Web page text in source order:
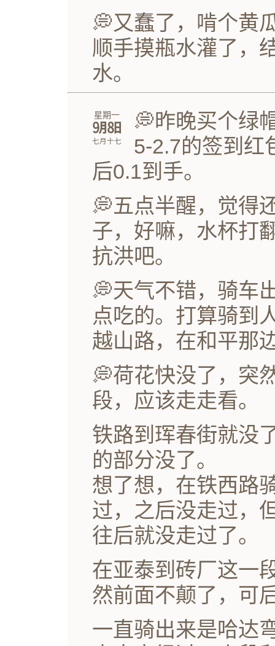
💭又蠢了，啃个黄
顺手摸瓶水灌了，
水。
星期一
㋈㏧
七月十七
💭昨晚买个绿
5-2.7的签到红
后0.1到手。
💭五点半醒，觉得
子，好嘛，水杯打
抗洪吧。
💭天气不错，骑车
点吃的。打算骑到
越山路，在和平那
💭荷花快没了，突
段，应该走走看。
铁路到珲春街就没
的部分没了。
想了想，在铁西路
过，之后没走过，
往后就没走过了。
在亚泰到砖厂这一
然前面不颠了，可
一直骑出来是哈达